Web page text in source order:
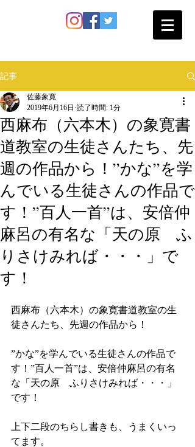
記事
西麻布（六本木）の象寛書
道教室の生徒さんたち、先
週の作品から！”かな”を学
んでいる生徒さんの作品で
す！”百人一首”は、安倍仲
麻呂の有名な「天の原 ふ
りさけみれば・・・」で
す！
佐藤象寛
2019年6月16日 読了時間: 1分
西麻布（六本木）の象寛書道教室の生
徒さんたち、先週の作品から！
”かな”を学んでいる生徒さんの作品で
す！”百人一首”は、安倍仲麻呂の有名
な「天の原　ふりさけみれば・・・」
です！
上下二段のちらし書きも、うまくいっ
てます。